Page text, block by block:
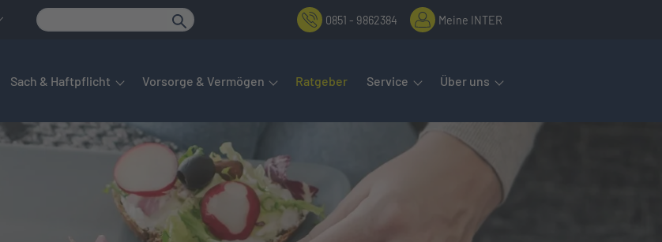
0851 - 9862384 Meine INTER
Hauptmenü. Dieses lässt sich per Tab steuern. Untermenüs öffnet man mit der Leertaste oder Pfeil nach unten.
Sach & Haftpflicht Vorsorge & Vermögen Ratgeber Service Über uns